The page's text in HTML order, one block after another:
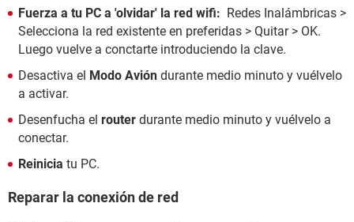
Fuerza a tu PC a 'olvidar' la red wifi: Redes Inalámbricas >
Selecciona la red existente en preferidas > Quitar > OK.
Luego vuelve a conctarte introduciendo la clave.
Desactiva el Modo Avión durante medio minuto y vuélvelo
a activar.
Desenfucha el router durante medio minuto y vuélvelo a
conectar.
Reinicia tu PC.
Reparar la conexión de red